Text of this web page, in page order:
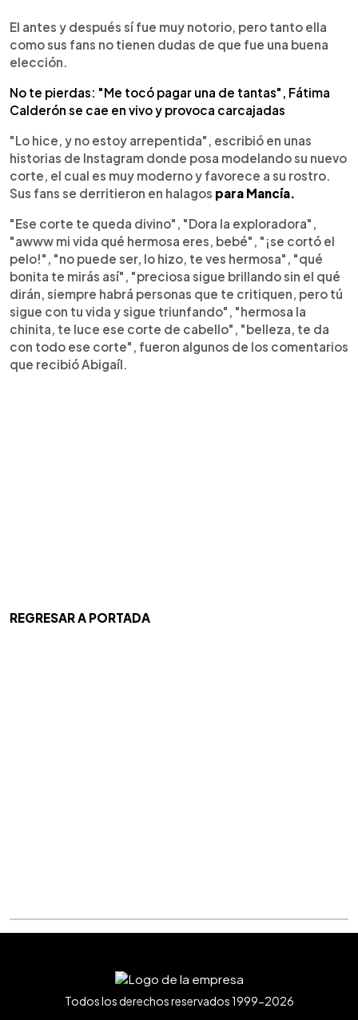
El antes y después sí fue muy notorio, pero tanto ella
como sus fans no tienen dudas de que fue una buena
elección.
No te pierdas: "Me tocó pagar una de tantas", Fátima
Calderón se cae en vivo y provoca carcajadas
"Lo hice, y no estoy arrepentida", escribió en unas
historias de Instagram donde posa modelando su nuevo
corte, el cual es muy moderno y favorece a su rostro.
Sus fans se derritieron en halagos para Mancía.
"Ese corte te queda divino", "Dora la exploradora",
"awww mi vida qué hermosa eres, bebé", "¡se cortó el
pelo!", "no puede ser, lo hizo, te ves hermosa", "qué
bonita te mirás así", "preciosa sigue brillando sin el qué
dirán, siempre habrá personas que te critiquen, pero tú
sigue con tu vida y sigue triunfando", "hermosa la
chinita, te luce ese corte de cabello", "belleza, te da
con todo ese corte", fueron algunos de los comentarios
que recibió Abigaíl.
REGRESAR A PORTADA
Todos los derechos reservados 1999-2026